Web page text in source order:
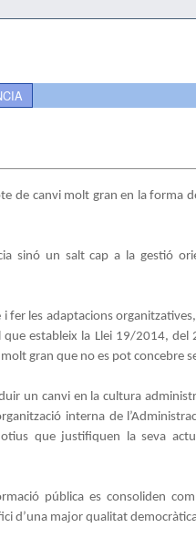
de canvi molt gran en la forma
sinó un salt cap a la gestió
fer les adaptacions
estableix la Llei 19/2014, del
gran que no es pot concebre
un canvi en la cultura
interna de
que justifiquen la seva
pública es consoliden
d’una major qualitat